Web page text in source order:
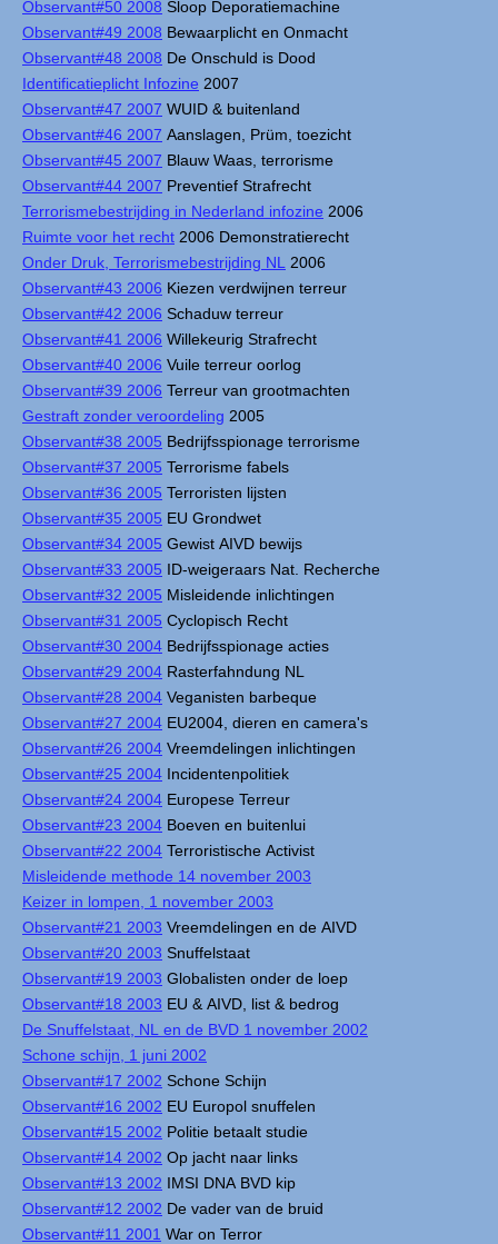
Observant#50 2008 Sloop Deporatiemachine
Observant#49 2008 Bewaarplicht en Onmacht
Observant#48 2008 De Onschuld is Dood
Identificatieplicht Infozine 2007
Observant#47 2007 WUID & buitenland
Observant#46 2007 Aanslagen, Prüm, toezicht
Observant#45 2007 Blauw Waas, terrorisme
Observant#44 2007 Preventief Strafrecht
Terrorismebestrijding in Nederland infozine 2006
Ruimte voor het recht 2006 Demonstratierecht
Onder Druk, Terrorismebestrijding NL
2006
Observant#43 2006 Kiezen verdwijnen terreur
Observant#42 2006 Schaduw terreur
Observant#41 2006 Willekeurig Strafrecht
Observant#40 2006 Vuile terreur oorlog
Observant#39 2006 Terreur van grootmachten
Gestraft zonder veroordeling 2005
Observant#38 2005 Bedrijfsspionage terrorisme
Observant#37 2005 Terrorisme fabels
Observant#36 2005 Terroristen lijsten
Observant#35 2005 EU Grondwet
Observant#34 2005 Gewist AIVD bewijs
Observant#33 2005 ID-weigeraars Nat. Recherche
Observant#32 2005 Misleidende inlichtingen
Observant#31 2005 Cyclopisch Recht
Observant#30 2004 Bedrijfsspionage acties
Observant#29 2004 Rasterfahndung NL
Observant#28 2004 Veganisten barbeque
Observant#27 2004 EU2004, dieren en camera's
Observant#26 2004 Vreemdelingen inlichtingen
Observant#25 2004 Incidentenpolitiek
Observant#24 2004 Europese Terreur
Observant#23 2004 Boeven en buitenlui
Observant#22 2004 Terroristische Activist
Misleidende methode 14 november 2003
Keizer in lompen, 1 november 2003
Observant#21 2003 Vreemdelingen en de AIVD
Observant#20 2003 Snuffelstaat
Observant#19 2003 Globalisten onder de loep
Observant#18 2003 EU & AIVD, list & bedrog
De Snuffelstaat, NL en de BVD 1 november 2002
Schone schijn, 1 juni 2002
Observant#17 2002 Schone Schijn
Observant#16 2002 EU Europol snuffelen
Observant#15 2002 Politie betaalt studie
Observant#14 2002 Op jacht naar links
Observant#13 2002 IMSI DNA BVD kip
Observant#12 2002 De vader van de bruid
Observant#11 2001 War on Terror